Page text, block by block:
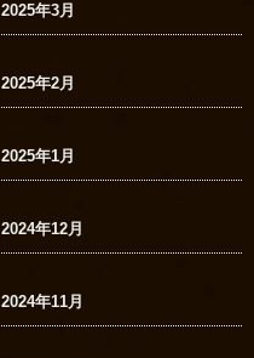
2025年3月
2025年2月
2025年1月
2024年12月
2024年11月